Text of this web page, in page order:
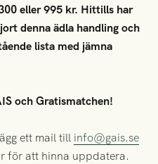
eller 995 kr. Hittills har
denna ädla handling och
lista med jämna
och Gratismatchen!
ett mail till info@gais.se
för att hinna uppdatera.